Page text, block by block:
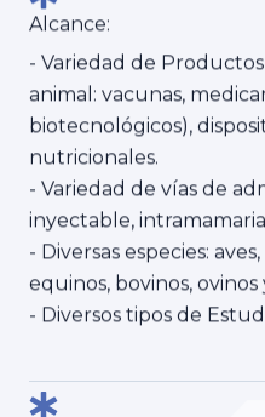
Alcance:
- Variedad de
animal: vacunas,
biotecnológicos),
nutricionales.
- Variedad de vías de
inyectable,
- Diversas especies:
equinos, bovinos, ovinos
- Diversos tipos de